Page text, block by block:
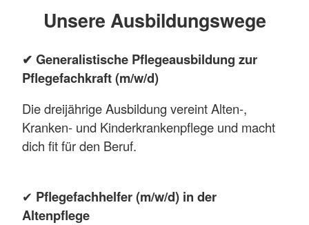
Unsere Ausbildungswege
✔ Generalistische Pflegeausbildung zur
Pflegefachkraft (m/w/d)
Die dreijährige Ausbildung vereint Alten-,
Kranken- und Kinderkrankenpflege und macht
dich fit für den Beruf.
✔ Pflegefachhelfer (m/w/d) in der
Altenpflege